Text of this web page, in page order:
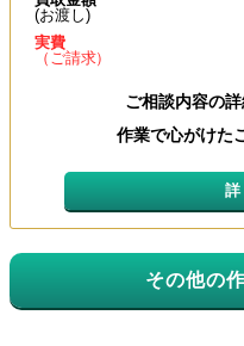
(お渡し)
実費
（ご請求）
ご相談内容の詳
作業で心がけた
詳
その他の